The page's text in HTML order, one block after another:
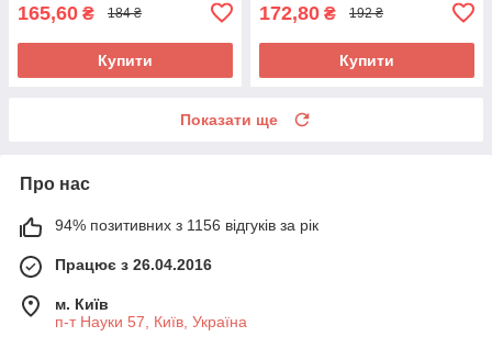
165,60 ₴ 184 ₴
Купити
172,80 ₴ 192 ₴
Купити
Показати ще
Про нас
94% позитивних з 1156 відгуків за рік
Працює з 26.04.2016
м. Київ
п-т Науки 57, Київ, Україна